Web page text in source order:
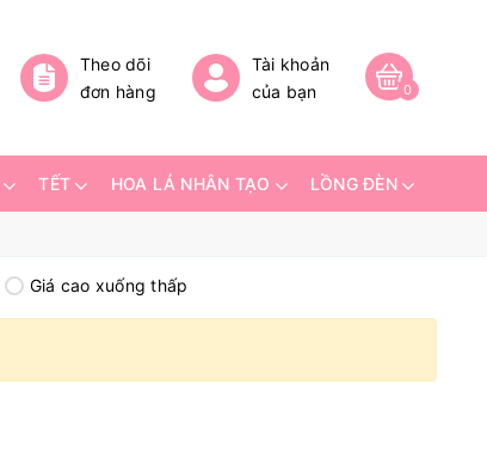
Theo dõi
đơn hàng
Tài khoản
của bạn
0
TẾT HOA LÁ NHÂN TẠO LỒNG ĐÈN
Giá cao xuống thấp